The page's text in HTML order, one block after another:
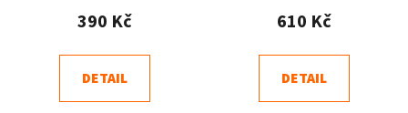
produktu
5,0
z
390 Kč
DETAIL
produktu
4,9
z
610 Kč
DETAIL